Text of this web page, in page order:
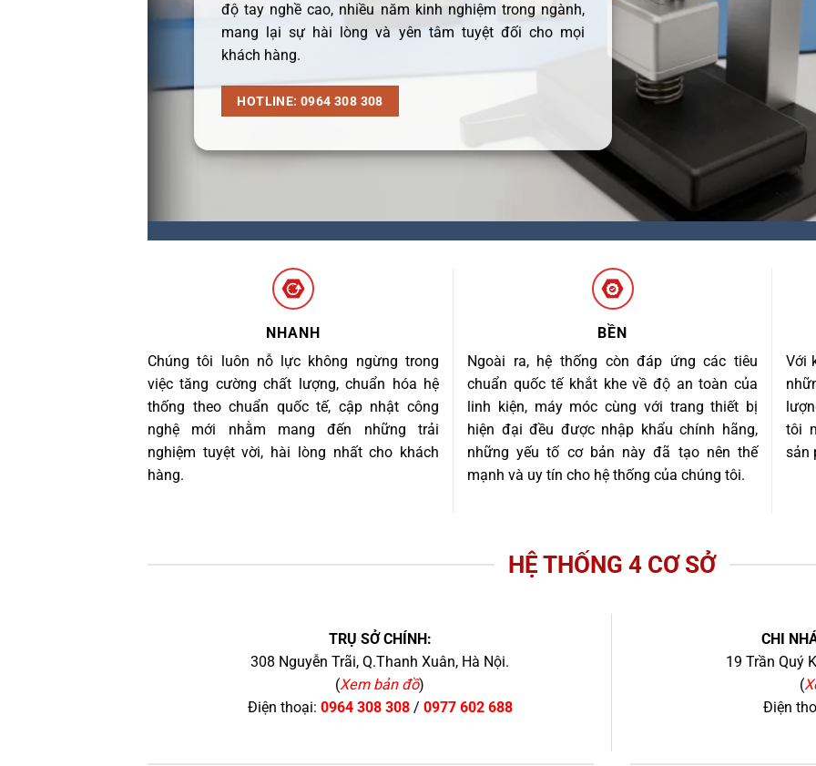
độ tay nghề cao, nhiều năm kinh nghiệm trong ngành,
mang lại sự hài lòng và yên tâm tuyệt đối cho mọi
khách hàng.
HOTLINE: 0964 308 308
NHANH
Chúng tôi luôn nỗ lực không ngừng trong
việc tăng cường chất lượng, chuẩn hóa hệ
thống theo chuẩn quốc tế, cập nhật công
nghệ mới nhằm mang đến những trải
nghiệm tuyệt vời, hài lòng nhất cho khách
hàng.
BỀN
Ngoài ra, hệ thống còn đáp ứng các tiêu
chuẩn quốc tế khắt khe về độ an toàn của
linh kiện, máy móc cùng với trang thiết bị
hiện đại đều được nhập khẩu chính hãng,
những yếu tố cơ bản này đã tạo nên thế
mạnh và uy tín cho hệ thống của chúng tôi.
Với
tôi
sản
HỆ THỐNG 4 CƠ SỞ
TRỤ SỞ CHÍNH:
308 Nguyễn Trãi, Q.Thanh Xuân, Hà Nội.
(Xem bản đồ)
Điện thoại: 0964 308 308/ 0977 602 688
CHI
19 Trần Quý
(
Điện